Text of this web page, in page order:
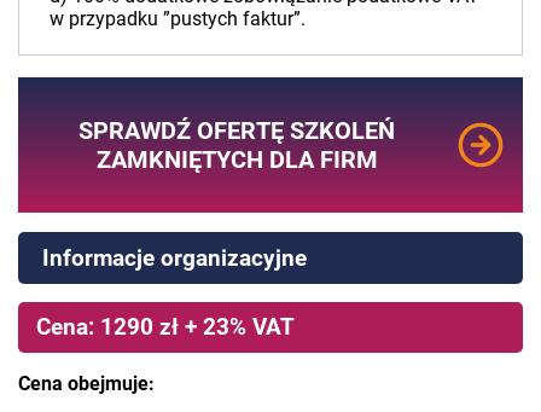
w przypadku ”pustych faktur”.
SPRAWDŹ OFERTĘ SZKOLEŃ
ZAMKNIĘTYCH DLA FIRM
Informacje organizacyjne
Cena: 1290 zł + 23% VAT
Cena obejmuje: